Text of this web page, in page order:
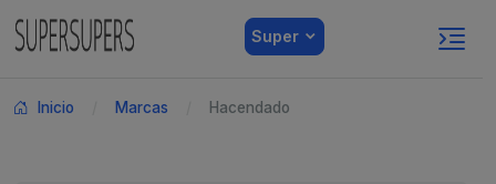
Super
Inicio Marcas Hacendado